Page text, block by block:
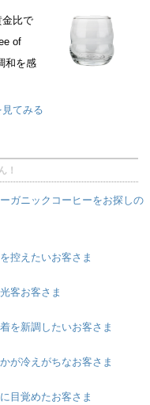
金比で
of
和を感
てみる
！
ガニックコーヒーをお探しの
控えたいお客さま
客お客さま
を新調したいお客さま
が冷えがちなお客さま
目覚めたお客さま